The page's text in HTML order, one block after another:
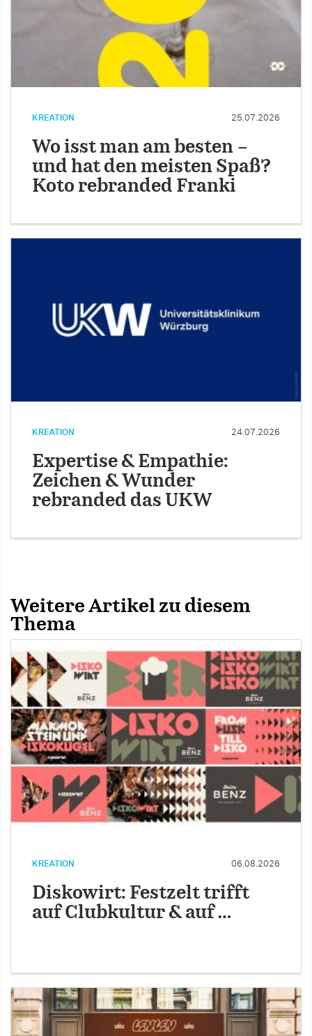
KREATION 25.07.2026
Wo isst man am besten –
und hat den meisten Spaß?
Koto rebranded Franki
KREATION 24.07.2026
Expertise & Empathie:
Zeichen & Wunder
rebranded das UKW
Weitere Artikel zu diesem
Thema
KREATION 06.08.2026
Diskowirt: Festzelt trifft
auf Clubkultur & auf …